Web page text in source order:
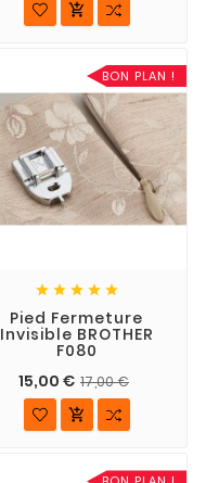

BON PLAN !
    
Pied Fermeture
Invisible BROTHER
F080
15,00 € 17,00 €
